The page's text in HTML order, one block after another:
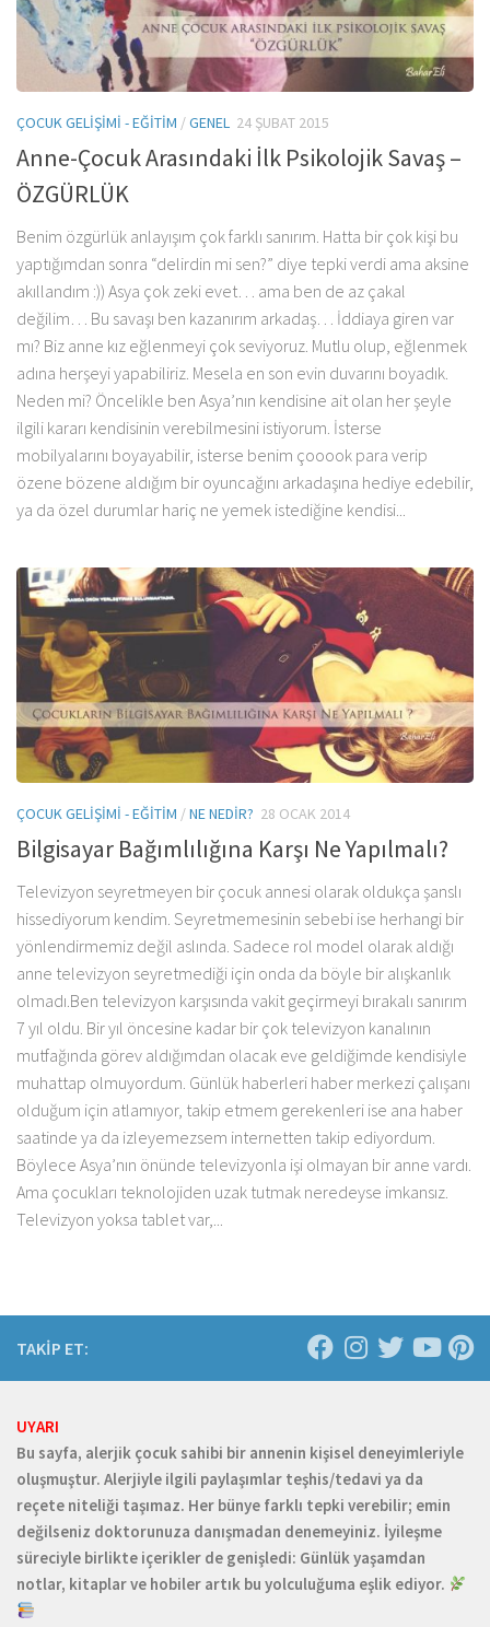
ÇOCUK GELIŞIMI - EĞITIM /GENEL 24 ŞUBAT 2015
Anne-Çocuk Arasındaki İlk Psikolojik Savaş –
ÖZGÜRLÜK
Benim özgürlük anlayışım çok farklı sanırım. Hatta bir çok kişi bu
yaptığımdan sonra “delirdin mi sen?” diye tepki verdi ama aksine
akıllandım :)) Asya çok zeki evet… ama ben de az çakal
değilim… Bu savaşı ben kazanırım arkadaş… İddiaya giren var
mı? Biz anne kız eğlenmeyi çok seviyoruz. Mutlu olup, eğlenmek
adına herşeyi yapabiliriz. Mesela en son evin duvarını boyadık.
Neden mi? Öncelikle ben Asya’nın kendisine ait olan her şeyle
ilgili kararı kendisinin verebilmesini istiyorum. İsterse
mobilyalarını boyayabilir, isterse benim çooook para verip
özene bözene aldığım bir oyuncağını arkadaşına hediye edebilir,
ya da özel durumlar hariç ne yemek istediğine kendisi...
ÇOCUK GELIŞIMI - EĞITIM /NE NEDIR? 28 OCAK 2014
Bilgisayar Bağımlılığına Karşı Ne Yapılmalı?
Televizyon seyretmeyen bir çocuk annesi olarak oldukça şanslı
hissediyorum kendim. Seyretmemesinin sebebi ise herhangi bir
yönlendirmemiz değil aslında. Sadece rol model olarak aldığı
anne televizyon seyretmediği için onda da böyle bir alışkanlık
olmadı.Ben televizyon karşısında vakit geçirmeyi bırakalı sanırım
7 yıl oldu. Bir yıl öncesine kadar bir çok televizyon kanalının
mutfağında görev aldığımdan olacak eve geldiğimde kendisiyle
muhattap olmuyordum. Günlük haberleri haber merkezi çalışanı
olduğum için atlamıyor, takip etmem gerekenleri ise ana haber
saatinde ya da izleyemezsem internetten takip ediyordum.
Böylece Asya’nın önünde televizyonla işi olmayan bir anne vardı.
Ama çocukları teknolojiden uzak tutmak neredeyse imkansız.
Televizyon yoksa tablet var,...
TAKİP ET:
UYARI
Bu sayfa, alerjik çocuk sahibi bir annenin kişisel deneyimleriyle
oluşmuştur. Alerjiyle ilgili paylaşımlar teşhis/tedavi ya da
reçete niteliği taşımaz. Her bünye farklı tepki verebilir; emin
değilseniz doktorunuza danışmadan denemeyiniz. İyileşme
süreciyle birlikte içerikler de genişledi: Günlük yaşamdan
notlar, kitaplar ve hobiler artık bu yolculuğuma eşlik ediyor.